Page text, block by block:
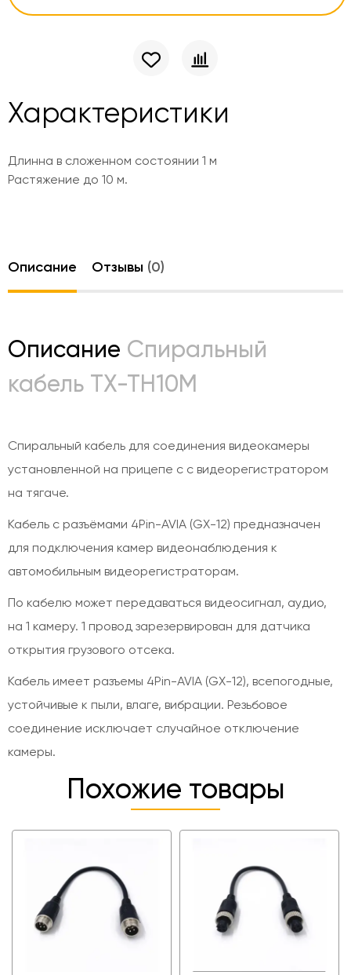
Характеристики
Длинна в сложенном состоянии 1 м
Растяжение до 10 м.
Описание Отзывы (0)
Описание Спиральный
кабель TX-TH10M
Спиральный кабель для соединения видеокамеры
установленной на прицепе с с видеорегистратором
на тягаче.
Кабель с разъёмами 4Pin-AVIA (GX-12) предназначен
для подключения камер видеонаблюдения к
автомобильным видеорегистраторам.
По кабелю может передаваться видеосигнал, аудио,
на 1 камеру. 1 провод зарезервирован для датчика
открытия грузового отсека.
Кабель имеет разъемы 4Pin-AVIA (GX-12), всепогодные,
устойчивые к пыли, влаге, вибрации. Резьбовое
соединение исключает случайное отключение
камеры.
Похожие товары